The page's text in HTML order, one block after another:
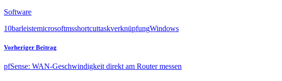
Software
10barleistemicrosoftmsshortcuttaskverknüpfungWindows
Vorheriger Beitrag
pfSense: WAN-Geschwindigkeit direkt am Router messen